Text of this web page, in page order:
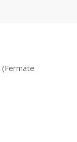
(Fermate